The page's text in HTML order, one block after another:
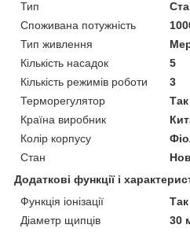
Тип
Споживана потужність
Тип живлення
Кількість насадок
5
Кількість режимів роботи
3
Терморегулятор
Так
Країна виробник
Колір корпусу
Стан
Додаткові функції і
Функція іонізації
Так
Діаметр щипців
30